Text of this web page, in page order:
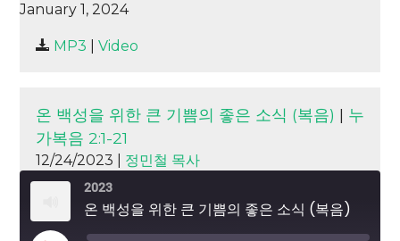
SHARE
LINK
January 1, 2024
MP3 Video
온 백성을 위한 큰 기쁨의 좋은 소식 (복음) | 누
가복음 2:1-21
12/24/2023 | 정민철 목사
2023
온 백성을 위한 큰 기쁨의 좋은 소식 (복음)